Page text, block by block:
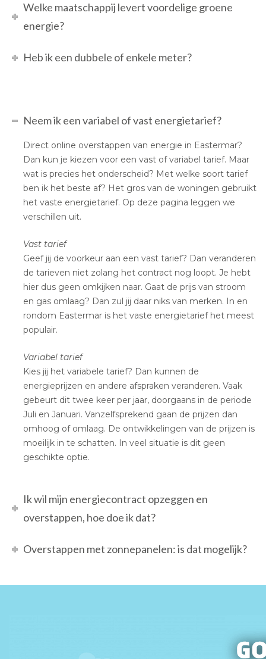
Welke maatschappij levert voordelige groene
energie?
Heb ik een dubbele of enkele meter?
Neem ik een variabel of vast energietarief?
Direct online overstappen van energie in Eastermar?
Dan kun je kiezen voor een vast of variabel tarief. Maar
wat is precies het onderscheid? Met welke soort tarief
ben ik het beste af? Het gros van de woningen gebruikt
het vaste energietarief. Op deze pagina leggen we
verschillen uit.
Vast tarief
Geef jij de voorkeur aan een vast tarief? Dan veranderen
de tarieven niet zolang het contract nog loopt. Je hebt
hier dus geen omkijken naar. Gaat de prijs van stroom
en gas omlaag? Dan zul jij daar niks van merken. In en
rondom Eastermar is het vaste energietarief het meest
populair.
Variabel tarief
Kies jij het variabele tarief? Dan kunnen de
energieprijzen en andere afspraken veranderen. Vaak
gebeurt dit twee keer per jaar, doorgaans in de periode
Juli en Januari. Vanzelfsprekend gaan de prijzen dan
omhoog of omlaag. De ontwikkelingen van de prijzen is
moeilijk in te schatten. In veel situatie is dit geen
geschikte optie.
Ik wil mijn energiecontract opzeggen en
overstappen, hoe doe ik dat?
Overstappen met zonnepanelen: is dat mogelijk?